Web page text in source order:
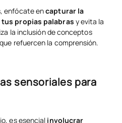
enfócate encapturar la
propias palabras y evita la
la inclusión de conceptos
refuercen la comprensión.
sensoriales para
es esencial involucrar